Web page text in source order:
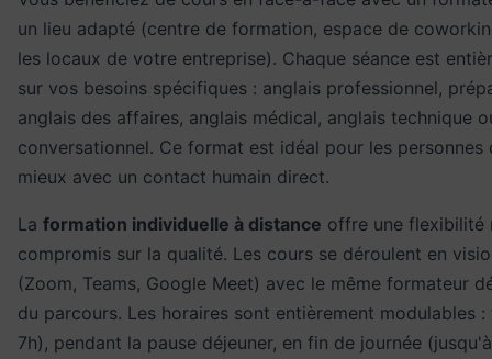
un lieu adapté (centre de formation, espace de
les locaux de votre entreprise). Chaque séance est
sur vos besoins spécifiques : anglais professionnel,
anglais des affaires, anglais médical, anglais technique
conversationnel. Ce format est idéal pour les personnes
mieux avec un contact humain direct.
La formation individuelle à distance offre une flexibilité
compromis sur la qualité. Les cours se déroulent en
(Zoom, Teams, Google Meet) avec le même formateur
du parcours. Les horaires sont entièrement modulables
7h), pendant la pause déjeuner, en fin de journée